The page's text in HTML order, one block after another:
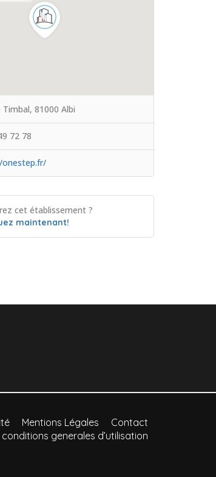
Timbal, 81000 Albi
72 78
cet établissement ?
maintenant!
Contact
Mentions Légales
conditions generales d’utilisation